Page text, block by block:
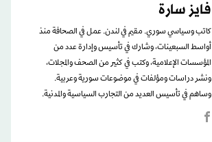
فايز سارة
كاتب وسياسي سوري. مقيم في لندن. عمل في الصحافة منذ
أواسط السبعينات، وشارك في تأسيس وإدارة عدد من
المؤسسات الإعلامية، وكتب في كثير من الصحف والمجلات،
ونشر دراسات ومؤلفات في موضوعات سورية وعربية.
وساهم في تأسيس العديد من التجارب السياسية والمدنية.